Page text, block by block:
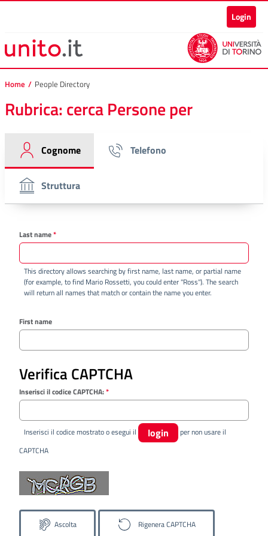
Applicazione rubrica di Login
Home / People Directory
Rubrica: cerca Persone per
Cognome Telefono
Struttura
Last name*
This directory allows searching by first name, last name, or partial name
(for example, to find Mario Rossetti, you could enter "Ross"). The search
will return all names that match or contain the name you enter.
First name
Verifica CAPTCHA
Inserisci il codice CAPTCHA:*
Inserisci il codice mostrato o esegui il login
per non usare il
CAPTCHA
Ascolta Rigenera CAPTCHA